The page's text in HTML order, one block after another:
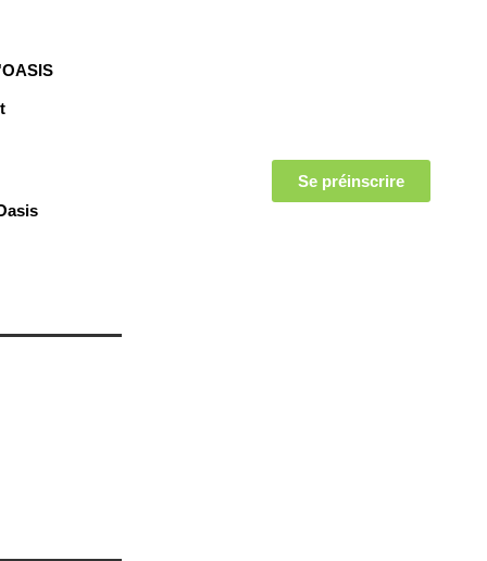
Se préinscrire